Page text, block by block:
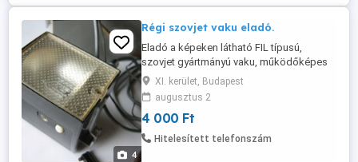
4
Régi szovjet vaku eladó.
Eladó a képeken látható FIL típusú,
szovjet gyártmányú vaku, működőképes
állapotban. 4db góliát elemmel működő
műszaki régiség. Személyes átvétellel a
11. kerületben. Telefon .
XI. kerület, Budapest
augusztus 2
4 000 Ft
Hitelesített telefonszám